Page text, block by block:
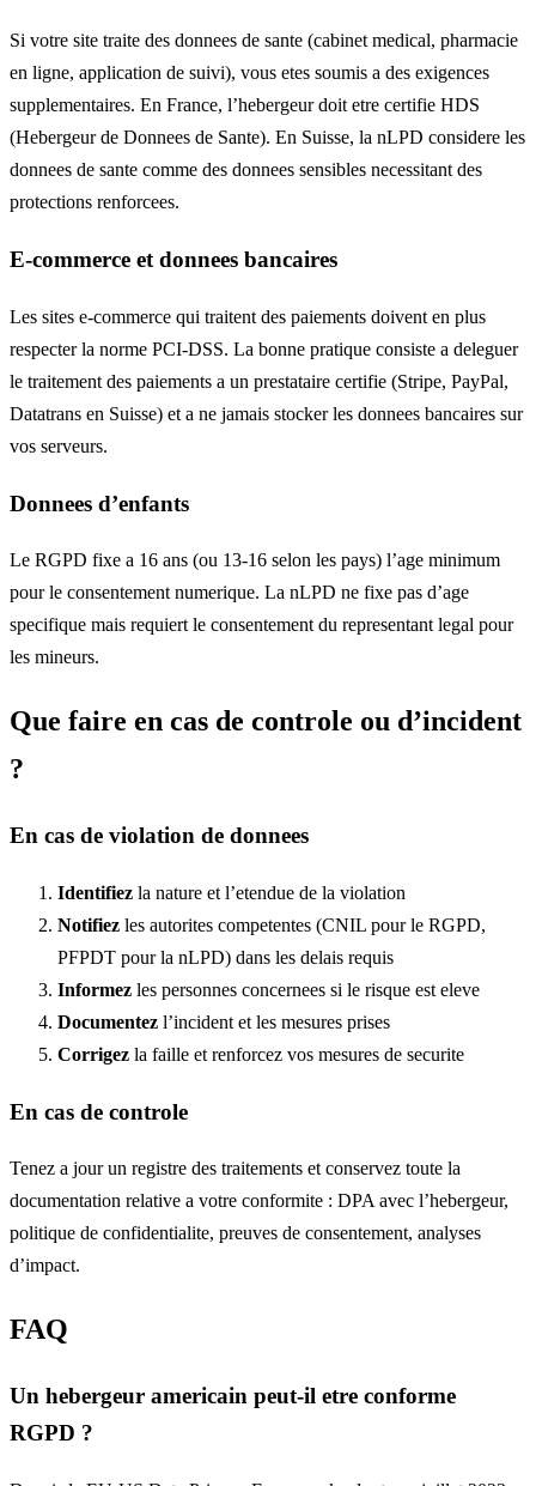
Si votre site traite des donnees de sante (cabinet medical, pharmacie
en ligne, application de suivi), vous etes soumis a des exigences
supplementaires. En France, l’hebergeur doit etre certifie HDS
(Hebergeur de Donnees de Sante). En Suisse, la nLPD considere les
donnees de sante comme des donnees sensibles necessitant des
protections renforcees.
E-commerce et donnees bancaires
Les sites e-commerce qui traitent des paiements doivent en plus
respecter la norme PCI-DSS. La bonne pratique consiste a deleguer
le traitement des paiements a un prestataire certifie (Stripe, PayPal,
Datatrans en Suisse) et a ne jamais stocker les donnees bancaires sur
vos serveurs.
Donnees d’enfants
Le RGPD fixe a 16 ans (ou 13-16 selon les pays) l’age minimum
pour le consentement numerique. La nLPD ne fixe pas d’age
specifique mais requiert le consentement du representant legal pour
les mineurs.
Que faire en cas de controle ou d’incident
?
En cas de violation de donnees
Identifiez la nature et l’etendue de la violation
Notifiez les autorites competentes (CNIL pour le RGPD,
PFPDT pour la nLPD) dans les delais requis
Informez les personnes concernees si le risque est eleve
Documentez l’incident et les mesures prises
Corrigez la faille et renforcez vos mesures de securite
En cas de controle
Tenez a jour un registre des traitements et conservez toute la
documentation relative a votre conformite : DPA avec l’hebergeur,
politique de confidentialite, preuves de consentement, analyses
d’impact.
FAQ
Un hebergeur americain peut-il etre conforme
RGPD ?